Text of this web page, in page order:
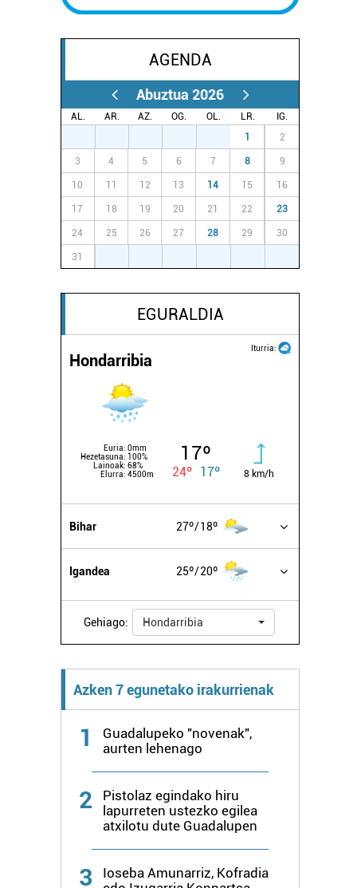
AGENDA
Abuztua 2026
AL. AR. AZ. OG. OL. LR.
IG.
1 2
3 4 5 6 7 8 9
10 11 12 13 14 15 16
17 18 19 20 21 22 23
24 25 26 27 28 29 30
31
EGURALDIA
Iturria:
Hondarribia
Euria: 0mm
Hezetasuna: 100%
Lainoak: 68%
Elurra: 4500m
17º
24º 17º 8 km/h
Bihar 27º 18º
Igandea 25º 20º
Gehiago: Hondarribia
Azken 7 egunetako irakurrienak
1
Guadalupeko "novenak",
aurten lehenago
2
Pistolaz egindako hiru
lapurreten ustezko egilea
atxilotu dute Guadalupen
3
Ioseba Amunarriz, Kofradia